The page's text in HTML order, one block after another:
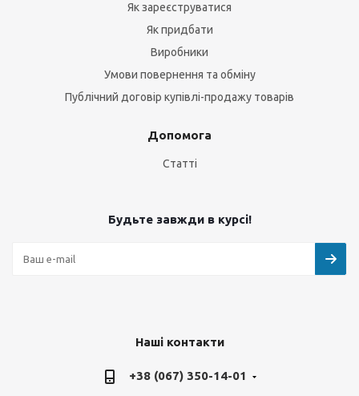
Як зареєструватися
Як придбати
Виробники
Умови повернення та обміну
Публічний договір купівлі-продажу товарів
Допомога
Статті
Будьте завжди в курсі!
Наші контакти
+38 (067) 350-14-01